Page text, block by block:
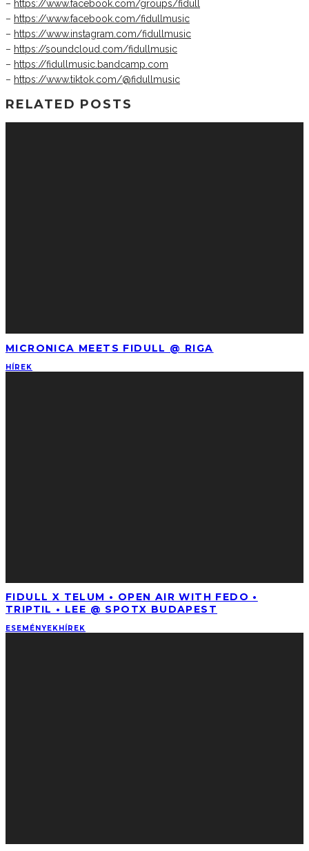
– https://www.facebook.com/groups/fidull
– https://www.facebook.com/fidullmusic
– https://www.instagram.com/fidullmusic
– https://soundcloud.com/fidullmusic
– https://fidullmusic.bandcamp.com
– https://www.tiktok.com/@fidullmusic
RELATED POSTS
MICRONICA MEETS FIDULL @ RIGA
HÍREK
FIDULL X TELUM • OPEN AIR WITH FEDO •
TRIPTIL • LEE @ SPOTX BUDAPEST
ESEMÉNYEKHÍREK